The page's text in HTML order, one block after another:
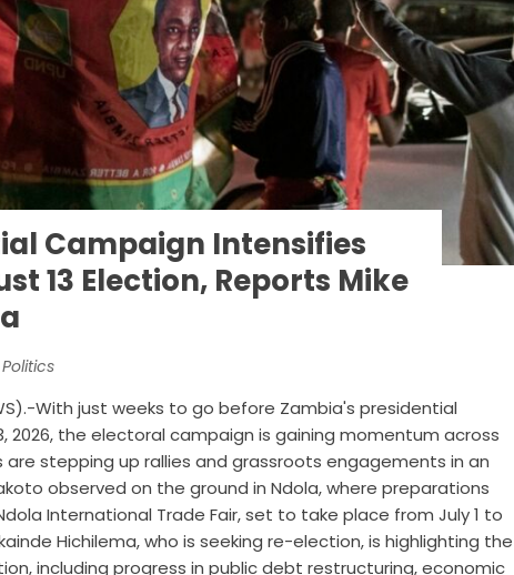
Campaign Intensifies
13 Election, Reports Mike
Politics
With just weeks to go before Zambia's presidential
2026, the electoral campaign is gaining momentum across
stepping up rallies and grassroots engagements in an
observed on the ground in Ndola, where preparations
International Trade Fair, set to take place from July 1 to
Hichilema, who is seeking re-election, is highlighting the
including progress in public debt restructuring, economic